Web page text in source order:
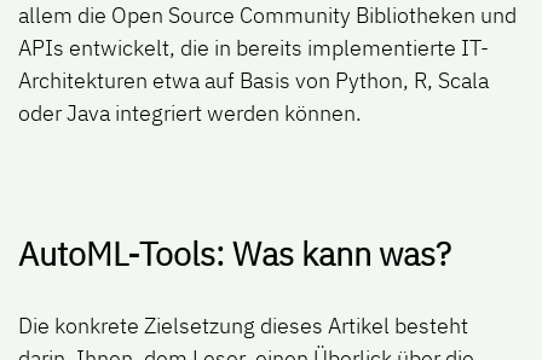
allem die Open Source Community Bibliotheken und
APIs entwickelt, die in bereits implementierte IT-
Architekturen etwa auf Basis von Python, R, Scala
oder Java integriert werden können.
AutoML-Tools: Was kann was?
Die konkrete Zielsetzung dieses Artikel besteht